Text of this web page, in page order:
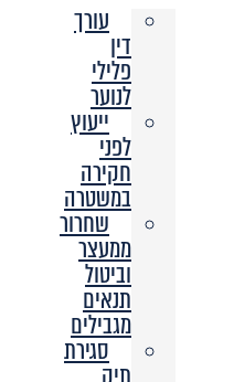
עורך
דין
פלילי
לנוער
ייעוץ
לפני
חקירה
במשטרה
שחרור
ממעצר
וביטול
תנאים
מגבילים
סגירת